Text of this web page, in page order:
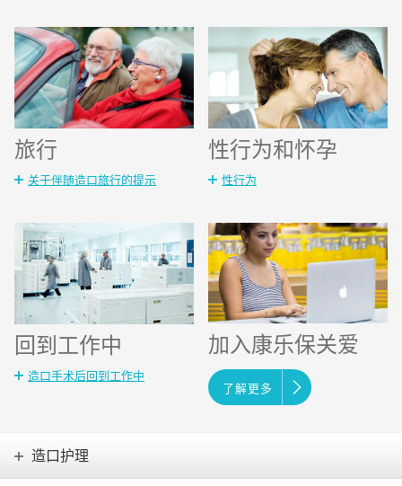
旅行
关于伴随造口旅行的提示
性行为和怀孕
性行为
回到工作中
造口手术后回到工作中
加入康乐保关爱
了解更多
造口护理